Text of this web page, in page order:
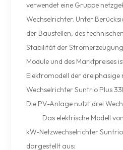
verwendet eine Gruppe
Wechselrichter. Unter
der Baustellen, des
Stabilität der
Module und des Marktpreises
Elektromodell der dreiphasige
Wechselrichter Suntrio Plus
Die PV-Anlage nutzt drei
Das elektrische Modell
kW-Netzwechselrichter
dargestellt aus: